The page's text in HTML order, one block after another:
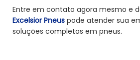
Entre em contato agora mesmo e
Excelsior Pneus pode atender sua
soluções completas em pneus.